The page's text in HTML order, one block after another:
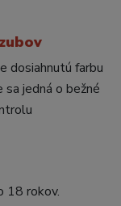
dosiahnutú farbu
sa jedná o bežné
18 rokov.